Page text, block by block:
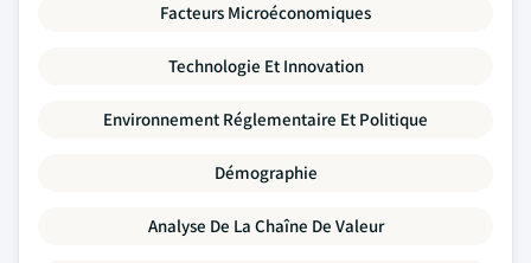
Facteurs Microéconomiques
Technologie Et Innovation
Environnement Réglementaire Et Politique
Démographie
Analyse De La Chaîne De Valeur